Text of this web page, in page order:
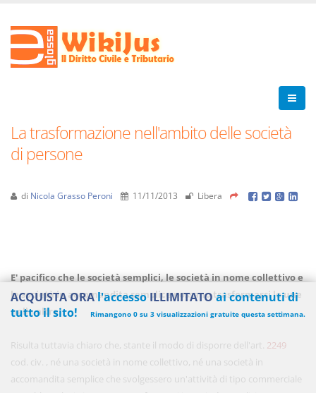
La trasformazione nell'ambito delle società
di persone
di Nicola Grasso Peroni 11/11/2013 Libera
E' pacifico che le società semplici, le società in nome collettivo e
le società in accomandita semplice possano trasformarsi le une
nelle altre.
Risulta tuttavia chiaro che, stante il modo di disporre dell'art. 2249
cod. civ. , né una società in nome collettivo, né una società in
accomandita semplice che svolgessero un'attività di tipo commerciale
ACQUISTA ORAl'accessoILLIMITATOai contenuti di
tutto il sito!
Rimangono 0 su 3 visualizzazioni gratuite questa settimana.
450,00 € ANNUALI
570.00€